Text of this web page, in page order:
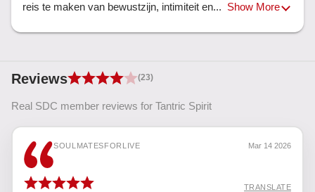
reis te maken van bewustzijn, intimiteit en... Show More
Reviews (23)
Real SDC member reviews for Tantric Spirit
SOULMATESFORLIVE Mar 14 2026
TRANSLATE